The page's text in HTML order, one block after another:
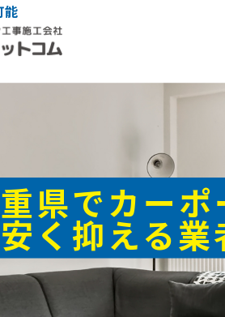
能
県でカー
く抑える